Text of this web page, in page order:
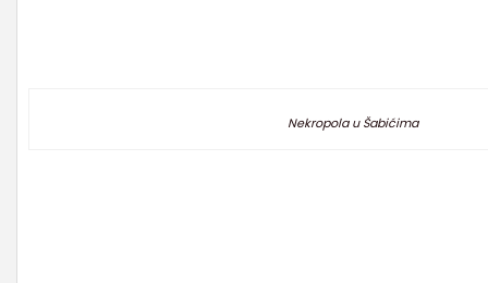
Nekropola u Šabićima